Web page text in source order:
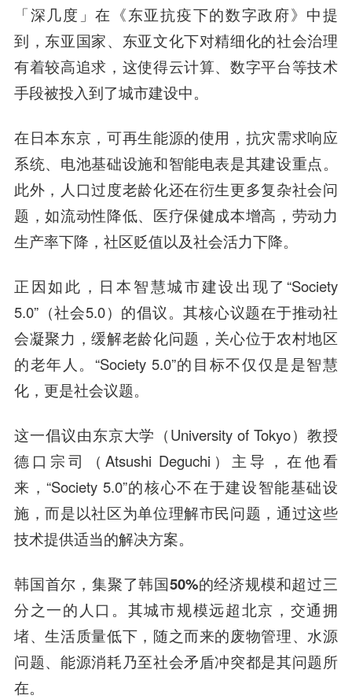
「深几度」在《东亚抗疫下的数字政府》中提
到，东亚国家、东亚文化下对精细化的社会治理
有着较高追求，这使得云计算、数字平台等技术
手段被投入到了城市建设中。
在日本东京， 可再生能源的使用，抗灾需求响应
系统、电池基础设施和智能电表是其建设重点。
此外，人口过度老龄化还在衍生更多复杂社会问
题，如流动性降低、医疗保健成本增高，劳动力
生产率下降，社区贬值以及社会活力下降。
正因如此，日本智慧城市建设出现了“Society
5.0”（社会5.0）的倡议。其核心议题在于推动社
会凝聚力，缓解老龄化问题，关心位于农村地区
的老年人。“Society 5.0”的目标不仅仅是是智慧
化，更是社会议题。
这一倡议由东京大学（University of Tokyo）教授
德口宗司（Atsushi Deguchi）主导，在他看
来，“Society 5.0”的核心不在于建设智能基础设
施，而是以社区为单位理解市民问题，通过这些
技术提供适当的解决方案。
韩国首尔，集聚了韩国50%的经济规模和超过三
分之一的人口。其城市规模远超北京，交通拥
堵、生活质量低下，随之而来的废物管理、水源
问题、能源消耗乃至社会矛盾冲突都是其问题所
在。